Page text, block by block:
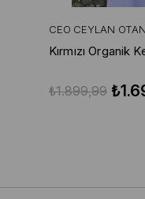
CEO CEYLAN
Kırmızı Organik
₺1.899,99